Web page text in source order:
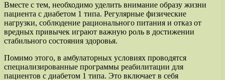
Вместе с тем, необходимо уделить внимание образу жизни
пациента с диабетом 1 типа. Регулярные физические
нагрузки, соблюдение рационального питания и отказ от
вредных привычек играют важную роль в достижении
стабильного состояния здоровья.
Помимо этого, в амбулаторных условиях проводятся
специализированные программы реабилитации для
пациентов с диабетом 1 типа. Это включает в себя